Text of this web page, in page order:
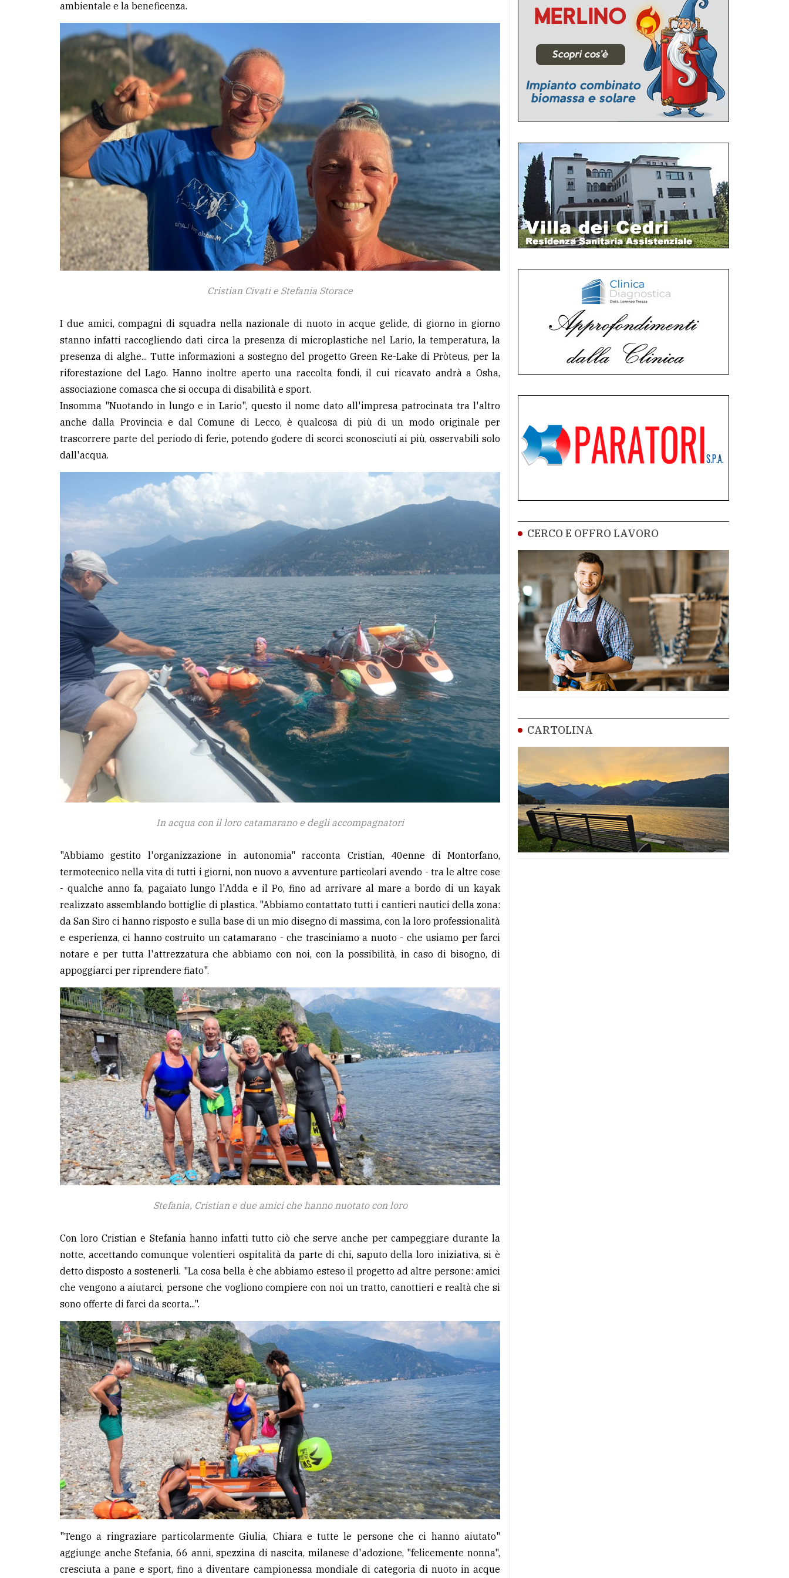
ambientale e la beneficenza.
Cristian Civati e Stefania Storace
I due amici, compagni di squadra nella nazionale di nuoto in acque gelide, di giorno in giorno
stanno infatti raccogliendo dati circa la presenza di microplastiche nel Lario, la temperatura, la
presenza di alghe... Tutte informazioni a sostegno del progetto Green Re-Lake di Pròteus, per la
riforestazione del Lago. Hanno inoltre aperto una raccolta fondi, il cui ricavato andrà a Osha,
associazione comasca che si occupa di disabilità e sport.
Insomma "Nuotando in lungo e in Lario", questo il nome dato all'impresa patrocinata tra l'altro
anche dalla Provincia e dal Comune di Lecco, è qualcosa di più di un modo originale per
trascorrere parte del periodo di ferie, potendo godere di scorci sconosciuti ai più, osservabili solo
dall'acqua.
In acqua con il loro catamarano e degli accompagnatori
"Abbiamo gestito l'organizzazione in autonomia" racconta Cristian, 40enne di Montorfano,
termotecnico nella vita di tutti i giorni, non nuovo a avventure particolari avendo - tra le altre cose
- qualche anno fa, pagaiato lungo l'Adda e il Po, fino ad arrivare al mare a bordo di un kayak
realizzato assemblando bottiglie di plastica. "Abbiamo contattato tutti i cantieri nautici della zona:
da San Siro ci hanno risposto e sulla base di un mio disegno di massima, con la loro professionalità
e esperienza, ci hanno costruito un catamarano - che trasciniamo a nuoto - che usiamo per farci
notare e per tutta l'attrezzatura che abbiamo con noi, con la possibilità, in caso di bisogno, di
appoggiarci per riprendere fiato".
Stefania, Cristian e due amici che hanno nuotato con loro
Con loro Cristian e Stefania hanno infatti tutto ciò che serve anche per campeggiare durante la
notte, accettando comunque volentieri ospitalità da parte di chi, saputo della loro iniziativa, si è
detto disposto a sostenerli. "La cosa bella è che abbiamo esteso il progetto ad altre persone: amici
che vengono a aiutarci, persone che vogliono compiere con noi un tratto, canottieri e realtà che si
sono offerte di farci da scorta...".
"Tengo a ringraziare particolarmente Giulia, Chiara e tutte le persone che ci hanno aiutato"
aggiunge anche Stefania, 66 anni, spezzina di nascita, milanese d'adozione, "felicemente nonna",
cresciuta a pane e sport, fino a diventare campionessa mondiale di categoria di nuoto in acque
CERCO E OFFRO LAVORO
CARTOLINA